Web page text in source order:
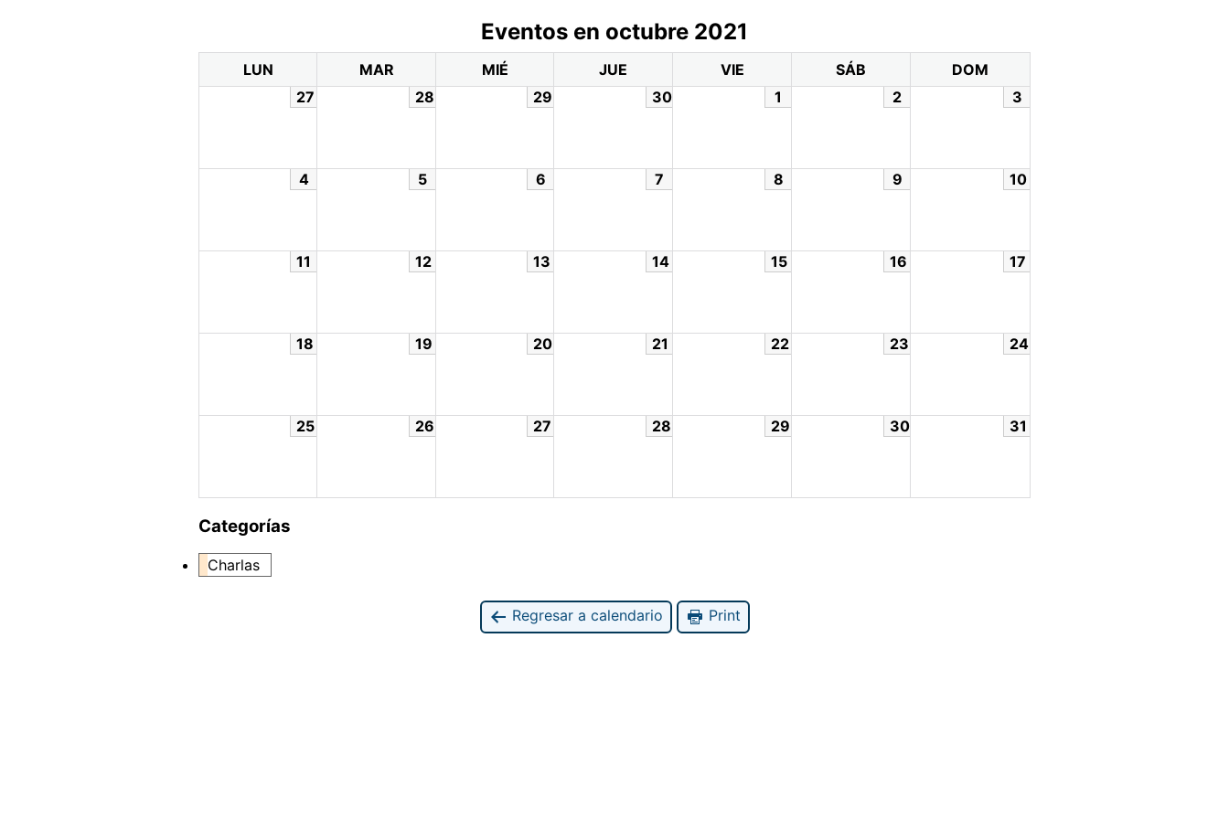
Eventos en octubre 2021
LUN MAR MIÉ JUE VIE SÁB
DOM
27
28 29 30 1 2 3
4 5 6 7 8 9 10
11 12 13 14 15 16 17
18 19 20 21 22 23 24
25 26 27 28 29 30 31
Categorías
Charlas
Regresar a calendario Print